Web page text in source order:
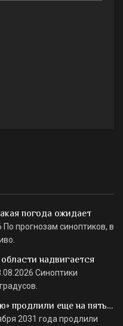
погода ожидает
По прогнозам синоптиков, в
надвигается
Синоптики
продлили еще на пять…
2031 года продлили